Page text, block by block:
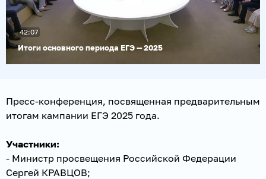
Воспроизвести
видео
Итоги основного периода ЕГЭ — 2025
42:07
Пресс-конференция, посвященная предварительным
итогам кампании ЕГЭ 2025 года.
Участники:
- Министр просвещения Российской Федерации
Сергей КРАВЦОВ;